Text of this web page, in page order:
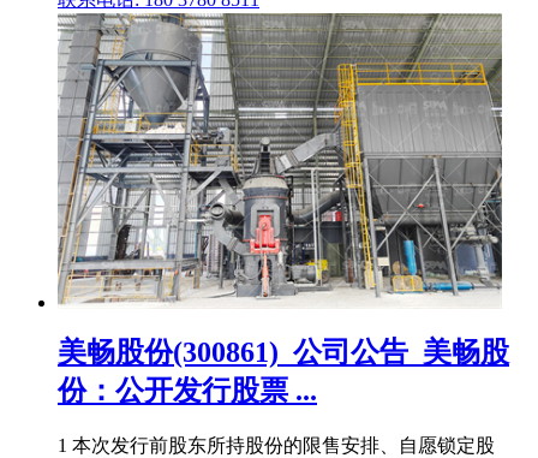
美畅股份(300861)_公司公告_美畅股
份：公开发行股票 ...
1 本次发行前股东所持股份的限售安排、自愿锁定股